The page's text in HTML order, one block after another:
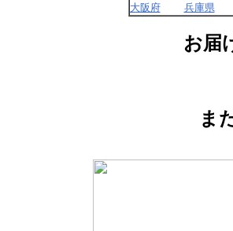
大阪府
兵庫県
お届
ま